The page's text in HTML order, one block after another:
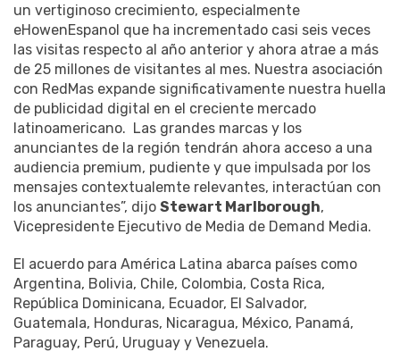
un vertiginoso crecimiento, especialmente
eHowenEspanol que ha incrementado casi seis veces
las visitas respecto al año anterior y ahora atrae a más
de 25 millones de visitantes al mes. Nuestra asociación
con RedMas expande significativamente nuestra huella
de publicidad digital en el creciente mercado
latinoamericano. Las grandes marcas y los
anunciantes de la región tendrán ahora acceso a una
audiencia premium, pudiente y que impulsada por los
mensajes contextualemte relevantes, interactúan con
los anunciantes”, dijo Stewart Marlborough,
Vicepresidente Ejecutivo de Media de Demand Media.
El acuerdo para América Latina abarca países como
Argentina, Bolivia, Chile, Colombia, Costa Rica,
República Dominicana, Ecuador, El Salvador,
Guatemala, Honduras, Nicaragua, México, Panamá,
Paraguay, Perú, Uruguay y Venezuela.